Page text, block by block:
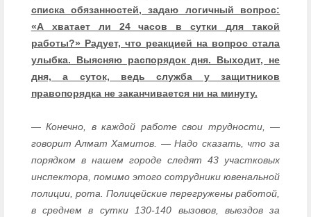
списка обязанностей, задаю логичный вопрос:
«А хватает ли 24 часов в сутки для такой
работы?» Радует, что реакцией на вопрос стала
улыбка. Выясняю распорядок дня. Выходит, не
дня, а суток, ведь служба у защитников
правопорядка не заканчивается ни на минуту.
— Конечно, в каждой работе свои трудности, —
говорит Алмат Хамитов. — Надо сказать, что за
порядком в нашем городе следят 43 участковых
инспектора, помимо этого сотрудники ювенальной
полиции, рота. Полицейские перегружены работой,
в среднем в сутки 130-140 вызовов, выездов за